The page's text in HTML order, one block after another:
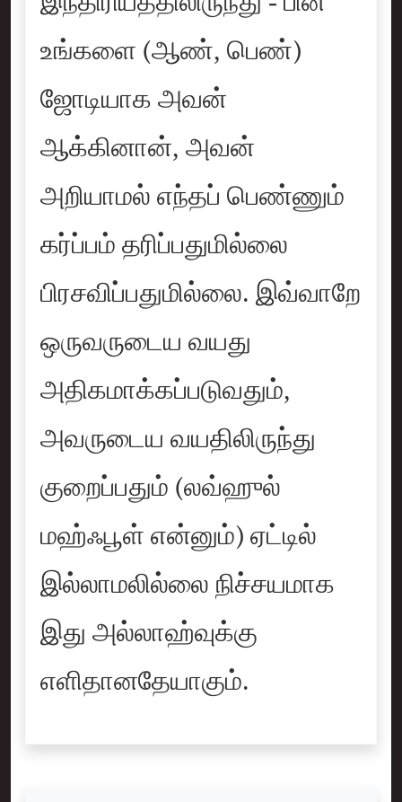
உங்களை (ஆண், பெண்)
ஜோடியாக அவன்
ஆக்கினான், அவன்
அறியாமல் எந்தப் பெண்ணும்
கர்ப்பம் தரிப்பதுமில்லை
பிரசவிப்பதுமில்லை. இவ்வாறே
ஒருவருடைய வயது
அதிகமாக்கப்படுவதும்,
அவருடைய வயதிலிருந்து
குறைப்பதும் (லவ்ஹுல்
மஹ்ஃபூள் என்னும்) ஏட்டில்
இல்லாமலில்லை நிச்சயமாக
இது அல்லாஹ்வுக்கு
எளிதானதேயாகும்.